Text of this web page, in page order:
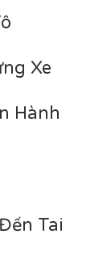
Xe
Hành
Tai